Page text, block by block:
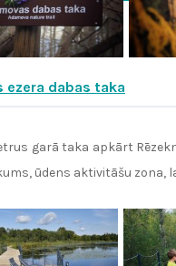
ezera dabas taka
garā taka apkārt
ūdens aktivitāšu zona,